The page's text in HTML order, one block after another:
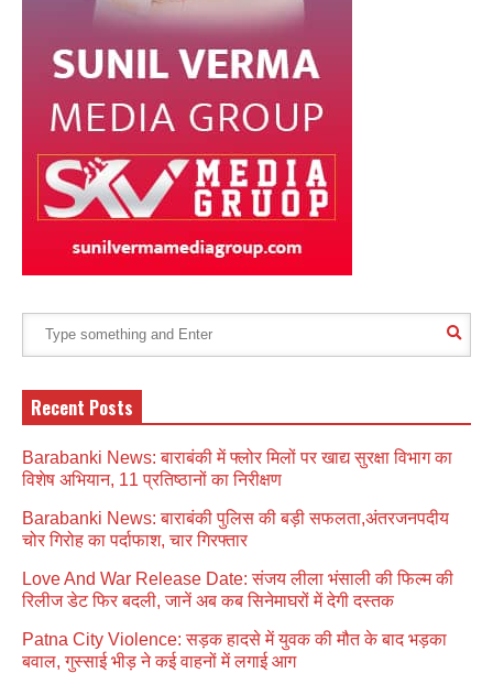
Recent Posts
Barabanki News: बाराबंकी में फ्लोर मिलों पर खाद्य सुरक्षा विभाग का
विशेष अभियान, 11 प्रतिष्ठानों का निरीक्षण
Barabanki News: बाराबंकी पुलिस की बड़ी सफलता,अंतरजनपदीय
चोर गिरोह का पर्दाफाश, चार गिरफ्तार
Love And War Release Date: संजय लीला भंसाली की फिल्म की
रिलीज डेट फिर बदली, जानें अब कब सिनेमाघरों में देगी दस्तक
Patna City Violence: सड़क हादसे में युवक की मौत के बाद भड़का
बवाल, गुस्साई भीड़ ने कई वाहनों में लगाई आग